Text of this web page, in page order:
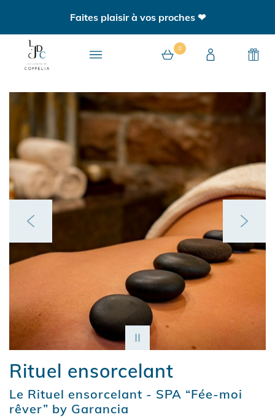
Faites plaisir à vos proches ❤
0
0 article au panier
Rituel ensorcelant
Le Rituel ensorcelant - SPA “Fée-moi
rêver” by Garancia